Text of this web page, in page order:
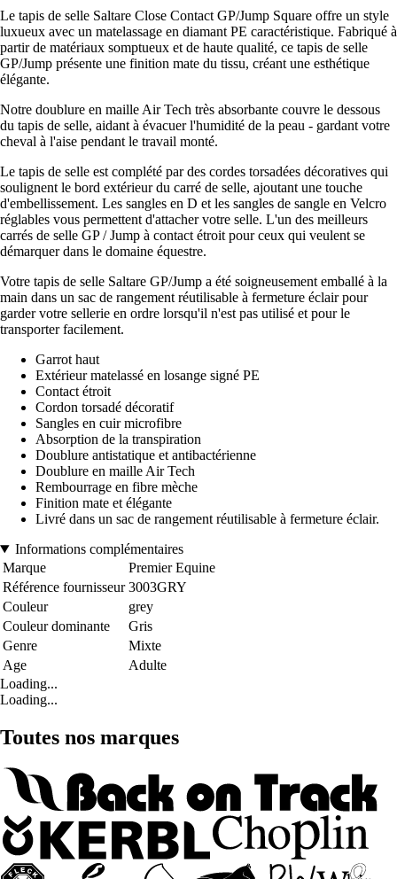
Le tapis de selle Saltare Close Contact GP/Jump Square offre un style
luxueux avec un matelassage en diamant PE caractéristique. Fabriqué à
partir de matériaux somptueux et de haute qualité, ce tapis de selle
GP/Jump présente une finition mate du tissu, créant une esthétique
élégante.
Notre doublure en maille Air Tech très absorbante couvre le dessous
du tapis de selle, aidant à évacuer l'humidité de la peau - gardant votre
cheval à l'aise pendant le travail monté.
Le tapis de selle est complété par des cordes torsadées décoratives qui
soulignent le bord extérieur du carré de selle, ajoutant une touche
d'embellissement. Les sangles en D et les sangles de sangle en Velcro
réglables vous permettent d'attacher votre selle. L'un des meilleurs
carrés de selle GP / Jump à contact étroit pour ceux qui veulent se
démarquer dans le domaine équestre.
Votre tapis de selle Saltare GP/Jump a été soigneusement emballé à la
main dans un sac de rangement réutilisable à fermeture éclair pour
garder votre sellerie en ordre lorsqu'il n'est pas utilisé et pour le
transporter facilement.
Garrot haut
Extérieur matelassé en losange signé PE
Contact étroit
Cordon torsadé décoratif
Sangles en cuir microfibre
Absorption de la transpiration
Doublure antistatique et antibactérienne
Doublure en maille Air Tech
Rembourrage en fibre mèche
Finition mate et élégante
Livré dans un sac de rangement réutilisable à fermeture éclair.
Informations complémentaires
Marque
Premier Equine
Référence fournisseur 3003GRY
Couleur
grey
Couleur dominante
Gris
Genre
Mixte
Age
Adulte
Loading...
Loading...
Toutes nos marques